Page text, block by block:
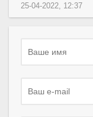
25-04-2022, 12:37